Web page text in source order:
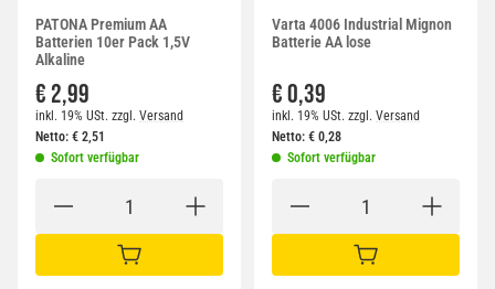
PATONA Premium AA
Batterien 10er Pack 1,5V
Alkaline
€ 2,99
inkl. 19% USt. zzgl. Versand
Netto: € 2,51
Sofort verfügbar
IN DEN WARENKORB
Varta 4006 Industrial Mignon
Batterie AA lose
€ 0,39
inkl. 19% USt. zzgl. Versand
Netto: € 0,28
Sofort verfügbar
IN DEN WARENKORB